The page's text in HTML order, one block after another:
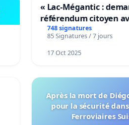
« Lac-Mégantic :
référendum citoyen
transformation
notre territoire »
748 signatures
85 Signatures / 7 jours
17 Oct 2025
Après la mort de
pour la sécurité
Ferroviaires